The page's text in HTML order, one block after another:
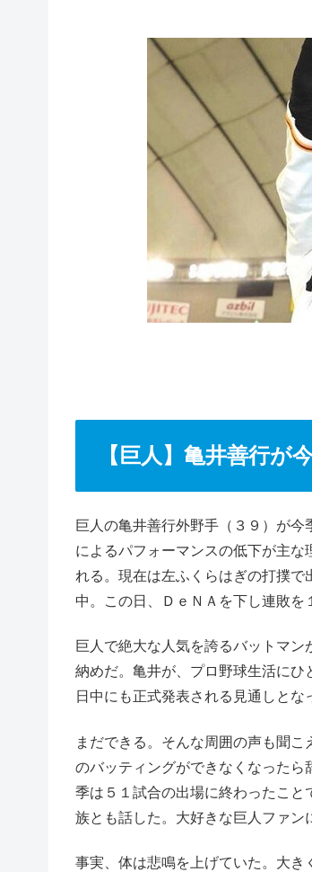
【巨人】亀井善行
巨人の亀井善行外野手（３９）が
によるパフォーマンスの低下が主
れる。現在は左ふくらはぎの打撲
中。この日、ＤｅＮＡを下し連敗を
巨人で絶大な人気を誇るバットマ
納めだ。亀井が、プロ野球生活に
日中にも正式発表される見通しとな
まだできる。そんな周囲の声も聞
のバッティングができなくなった
季は５１試合の出場に終わったこ
族とも話した。大好きな巨人ファン
事実、体は悲鳴を上げていた。大